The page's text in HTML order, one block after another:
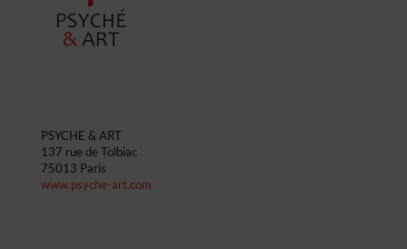
PSYCHE & ART
137 rue de Tolbiac
75013 Paris
www.psyche-art.com